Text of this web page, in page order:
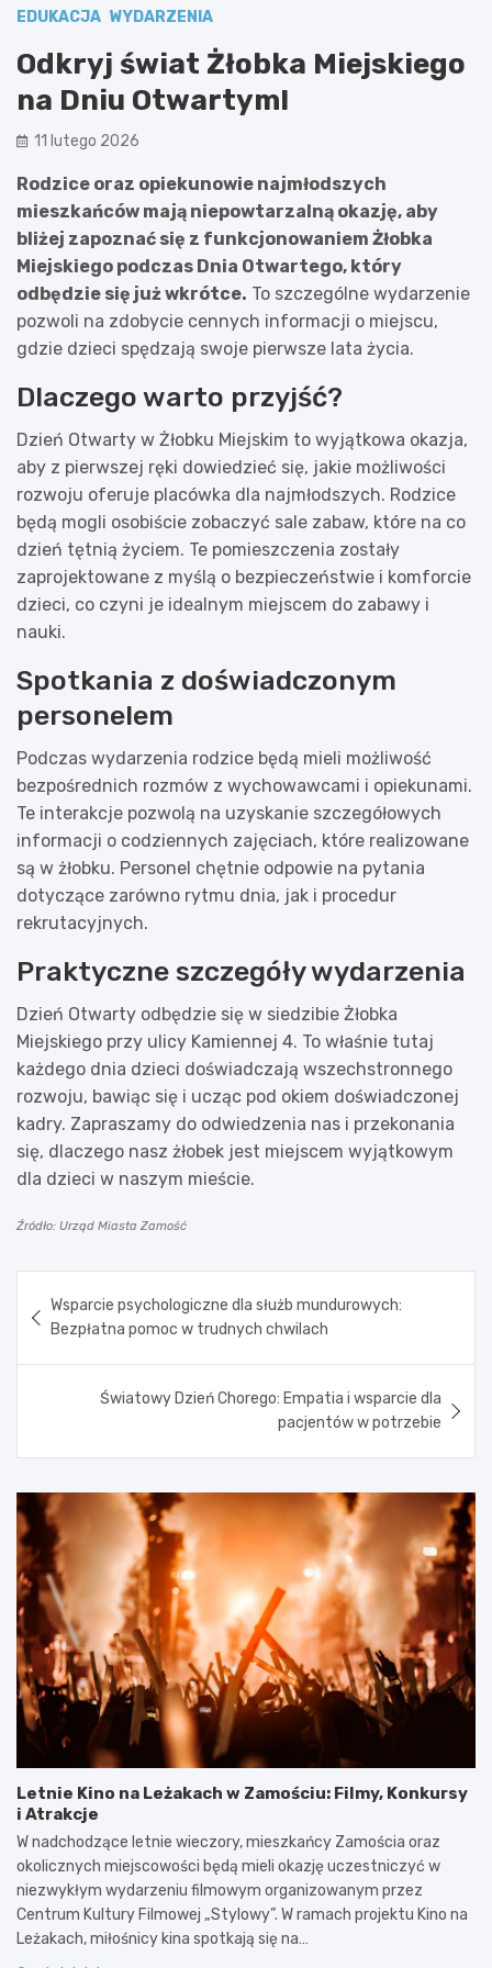
EDUKACJA WYDARZENIA
Odkryj świat Żłobka Miejskiego
na Dniu Otwartym!
11 lutego 2026
Rodzice oraz opiekunowie najmłodszych
mieszkańców mają niepowtarzalną okazję, aby
bliżej zapoznać się z funkcjonowaniem Żłobka
Miejskiego podczas Dnia Otwartego, który
odbędzie się już wkrótce. To szczególne wydarzenie
pozwoli na zdobycie cennych informacji o miejscu,
gdzie dzieci spędzają swoje pierwsze lata życia.
Dlaczego warto przyjść?
Dzień Otwarty w Żłobku Miejskim to wyjątkowa okazja,
aby z pierwszej ręki dowiedzieć się, jakie możliwości
rozwoju oferuje placówka dla najmłodszych. Rodzice
będą mogli osobiście zobaczyć sale zabaw, które na co
dzień tętnią życiem. Te pomieszczenia zostały
zaprojektowane z myślą o bezpieczeństwie i komforcie
dzieci, co czyni je idealnym miejscem do zabawy i
nauki.
Spotkania z doświadczonym
personelem
Podczas wydarzenia rodzice będą mieli możliwość
bezpośrednich rozmów z wychowawcami i opiekunami.
Te interakcje pozwolą na uzyskanie szczegółowych
informacji o codziennych zajęciach, które realizowane
są w żłobku. Personel chętnie odpowie na pytania
dotyczące zarówno rytmu dnia, jak i procedur
rekrutacyjnych.
Praktyczne szczegóły wydarzenia
Dzień Otwarty odbędzie się w siedzibie Żłobka
Miejskiego przy ulicy Kamiennej 4. To właśnie tutaj
każdego dnia dzieci doświadczają wszechstronnego
rozwoju, bawiąc się i ucząc pod okiem doświadczonej
kadry. Zapraszamy do odwiedzenia nas i przekonania
się, dlaczego nasz żłobek jest miejscem wyjątkowym
dla dzieci w naszym mieście.
Źródło: Urząd Miasta Zamość
wpisu
Wsparcie psychologiczne dla służb mundurowych:
Bezpłatna pomoc w trudnych chwilach
Światowy Dzień Chorego: Empatia i wsparcie dla
pacjentów w potrzebie
Letnie Kino na Leżakach w Zamościu: Filmy, Konkursy
i Atrakcje
W nadchodzące letnie wieczory, mieszkańcy Zamościa oraz
okolicznych miejscowości będą mieli okazję uczestniczyć w
niezwykłym wydarzeniu filmowym organizowanym przez
Centrum Kultury Filmowej „Stylowy”. W ramach projektu Kino na
Leżakach, miłośnicy kina spotkają się na…